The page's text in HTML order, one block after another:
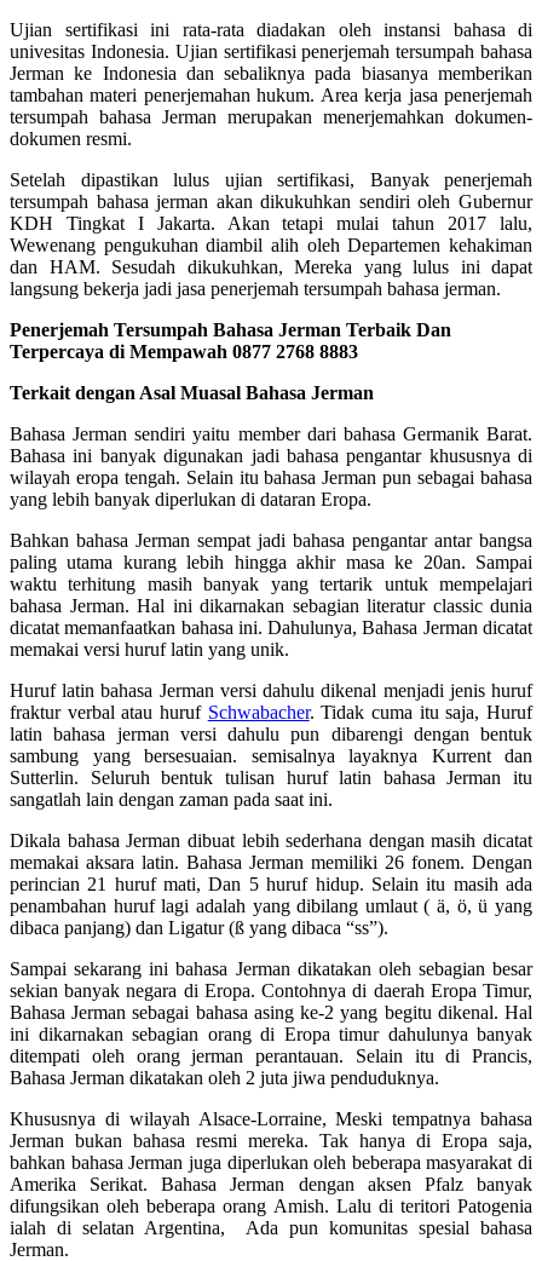
Ujian sertifikasi ini rata-rata diadakan oleh instansi bahasa di
univesitas Indonesia. Ujian sertifikasi penerjemah tersumpah bahasa
Jerman ke Indonesia dan sebaliknya pada biasanya memberikan
tambahan materi penerjemahan hukum. Area kerja jasa penerjemah
tersumpah bahasa Jerman merupakan menerjemahkan dokumen-
dokumen resmi.
Setelah dipastikan lulus ujian sertifikasi, Banyak penerjemah
tersumpah bahasa jerman akan dikukuhkan sendiri oleh Gubernur
KDH Tingkat I Jakarta. Akan tetapi mulai tahun 2017 lalu,
Wewenang pengukuhan diambil alih oleh Departemen kehakiman
dan HAM. Sesudah dikukuhkan, Mereka yang lulus ini dapat
langsung bekerja jadi jasa penerjemah tersumpah bahasa jerman.
Penerjemah Tersumpah Bahasa Jerman Terbaik Dan
Terpercaya di Mempawah 0877 2768 8883
Terkait dengan Asal Muasal Bahasa Jerman
Bahasa Jerman sendiri yaitu member dari bahasa Germanik Barat.
Bahasa ini banyak digunakan jadi bahasa pengantar khususnya di
wilayah eropa tengah. Selain itu bahasa Jerman pun sebagai bahasa
yang lebih banyak diperlukan di dataran Eropa.
Bahkan bahasa Jerman sempat jadi bahasa pengantar antar bangsa
paling utama kurang lebih hingga akhir masa ke 20an. Sampai
waktu terhitung masih banyak yang tertarik untuk mempelajari
bahasa Jerman. Hal ini dikarnakan sebagian literatur classic dunia
dicatat memanfaatkan bahasa ini. Dahulunya, Bahasa Jerman dicatat
memakai versi huruf latin yang unik.
Huruf latin bahasa Jerman versi dahulu dikenal menjadi jenis huruf
fraktur verbal atau huruf Schwabacher. Tidak cuma itu saja, Huruf
latin bahasa jerman versi dahulu pun dibarengi dengan bentuk
sambung yang bersesuaian. semisalnya layaknya Kurrent dan
Sutterlin. Seluruh bentuk tulisan huruf latin bahasa Jerman itu
sangatlah lain dengan zaman pada saat ini.
Dikala bahasa Jerman dibuat lebih sederhana dengan masih dicatat
memakai aksara latin. Bahasa Jerman memiliki 26 fonem. Dengan
perincian 21 huruf mati, Dan 5 huruf hidup. Selain itu masih ada
penambahan huruf lagi adalah yang dibilang umlaut ( ä, ö, ü yang
dibaca panjang) dan Ligatur (ß yang dibaca “ss”).
Sampai sekarang ini bahasa Jerman dikatakan oleh sebagian besar
sekian banyak negara di Eropa. Contohnya di daerah Eropa Timur,
Bahasa Jerman sebagai bahasa asing ke-2 yang begitu dikenal. Hal
ini dikarnakan sebagian orang di Eropa timur dahulunya banyak
ditempati oleh orang jerman perantauan. Selain itu di Prancis,
Bahasa Jerman dikatakan oleh 2 juta jiwa penduduknya.
Khususnya di wilayah Alsace-Lorraine, Meski tempatnya bahasa
Jerman bukan bahasa resmi mereka. Tak hanya di Eropa saja,
bahkan bahasa Jerman juga diperlukan oleh beberapa masyarakat di
Amerika Serikat. Bahasa Jerman dengan aksen Pfalz banyak
difungsikan oleh beberapa orang Amish. Lalu di teritori Patogenia
ialah di selatan Argentina, Ada pun komunitas spesial bahasa
Jerman.